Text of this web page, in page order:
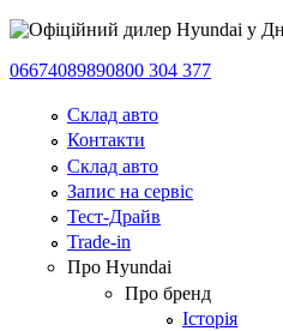
06674089890800 304 377
Склад авто
Контакти
Склад авто
Запис на сервіс
Тест-Драйв
Trade-in
Про Hyundai
Про бренд
Історія